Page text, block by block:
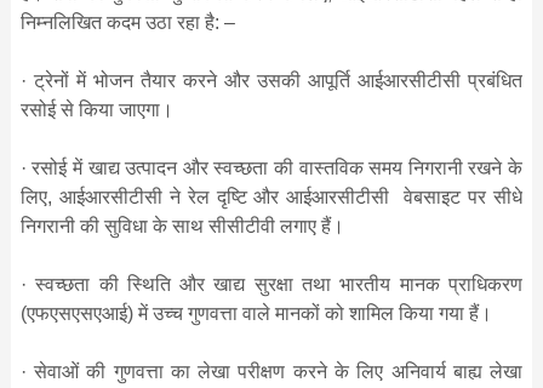
निम्नलिखित कदम उठा रहा है: –
· ट्रेनों में भोजन तैयार करने और उसकी आपूर्ति आईआरसीटीसी प्रबंधित
रसोई से किया जाएगा।
· रसोई में खाद्य उत्पादन और स्वच्छता की वास्तविक समय निगरानी रखने के
लिए, आईआरसीटीसी ने रेल दृष्टि और आईआरसीटीसी वेबसाइट पर सीधे
निगरानी की सुविधा के साथ सीसीटीवी लगाए हैं।
· स्‍वच्‍छता की स्थिति और खाद्य सुरक्षा तथा भारतीय मानक प्राधिकरण
(एफएसएसएआई) में उच्च गुणवत्ता वाले मानकों को शामिल किया गया हैं।
· सेवाओं की गुणवत्ता का लेखा परीक्षण करने के लिए अनिवार्य बाह्य लेखा